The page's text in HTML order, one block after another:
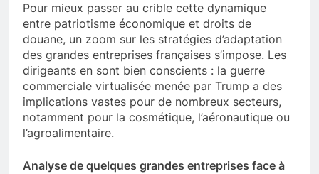
Pour mieux passer au crible cette dynamique
entre patriotisme économique et droits de
douane, un zoom sur les stratégies d’adaptation
des grandes entreprises françaises s’impose. Les
dirigeants en sont bien conscients : la guerre
commerciale virtualisée menée par Trump a des
implications vastes pour de nombreux secteurs,
notamment pour la cosmétique, l’aéronautique ou
l’agroalimentaire.
Analyse de quelques grandes entreprises face à